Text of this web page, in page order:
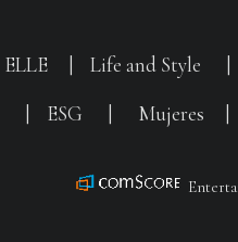
ELLE Life and Style
ESG Mujeres